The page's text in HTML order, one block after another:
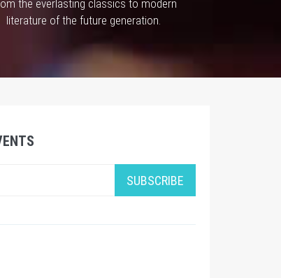
the everlasting classics to modern
literature of the future generation.
SUBSCRIBE